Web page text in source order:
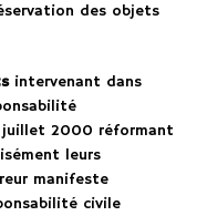
des objets
intervenant dans
juillet 2000 réformant
leurs
manifeste
civile